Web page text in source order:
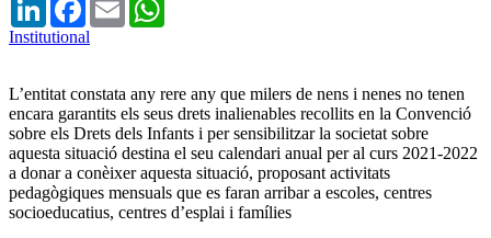
Institutional
L’entitat constata any rere any que milers de nens i nenes no tenen
encara garantits els seus drets inalienables recollits en la Convenció
sobre els Drets dels Infants i per sensibilitzar la societat sobre
aquesta situació destina el seu calendari anual per al curs 2021-2022
a donar a conèixer aquesta situació, proposant activitats
pedagògiques mensuals que es faran arribar a escoles, centres
socioeducatius, centres d’esplai i famílies